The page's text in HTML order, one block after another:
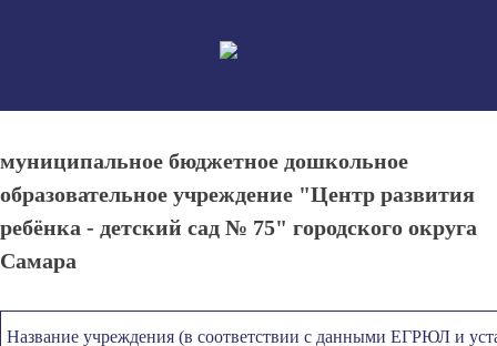
муниципальное бюджетное дошкольное
образовательное учреждение "Центр развития
ребёнка - детский сад № 75" городского округа
Самара
Название учреждения (в соответствии с данными ЕГРЮЛ и